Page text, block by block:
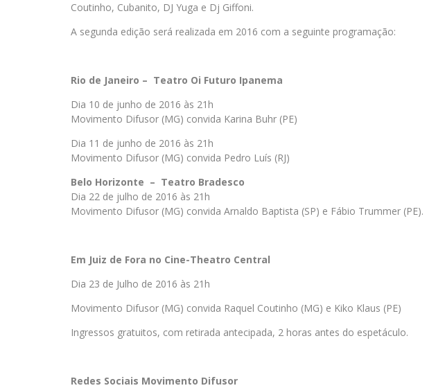
Coutinho, Cubanito, DJ Yuga e Dj Giffoni.
A segunda edição será realizada em 2016 com a seguinte programação:
Rio de Janeiro – Teatro Oi Futuro Ipanema
Dia 10 de junho de 2016 às 21h
Movimento Difusor (MG) convida Karina Buhr (PE)
Dia 11 de junho de 2016 às 21h
Movimento Difusor (MG) convida Pedro Luís (RJ)
Belo Horizonte – Teatro Bradesco
Dia 22 de julho de 2016 às 21h
Movimento Difusor (MG) convida Arnaldo Baptista (SP) e Fábio Trummer (PE).
Em Juiz de Fora no Cine-Theatro Central
Dia 23 de Julho de 2016 às 21h
Movimento Difusor (MG) convida Raquel Coutinho (MG) e Kiko Klaus (PE)
Ingressos gratuitos, com retirada antecipada, 2 horas antes do espetáculo.
Redes Sociais Movimento Difusor